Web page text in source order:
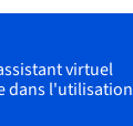
virtuel
dans l'utilisation